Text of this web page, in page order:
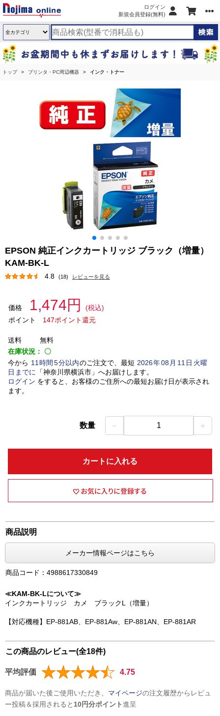
ログイン
新規会員登録(無料)
トップ プリンタ・PC周辺機器 インク・トナー
EPSON 純正インクカートリッジ ブラック（増量）
KAM-BK-L
4.8 (18) レビューを見る
価格 1,474円
(税込)
ポイント
147ポイント還元
送料
無料
在庫状況： 〇
今から 11 時間 5分以内のご注文で、最短 2026年08 月 11 日火曜
日 までに 「神奈川県横浜市」 へお届けします。
ログイン をすると、お客様のご住所への最短お届け日が表示され
ます。
数量 － 1 ＋
カートに入れる
商品説明
メーカー情報ページはこちら
商品コード：4988617330849
≪KAM-BK-Lについて≫
インクカートリッジ カメ ブラックL（増量）
【対応機種】EP-881AB、EP-881Aw、EP-881AN、EP-881AR
この商品のレビュー(全18件)
平均評価 4.75
商品が届いた後ご使用いただき、 マイページの注文履歴からレビュ
ー投稿＆採用されると 10円分ポイント進呈